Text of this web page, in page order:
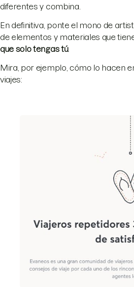
diferentes y combina.
En definitiva, ponte el mono de
de elementos y materiales que
que solo tengas tú.
Mira, por ejemplo, cómo lo hacen
viajes: